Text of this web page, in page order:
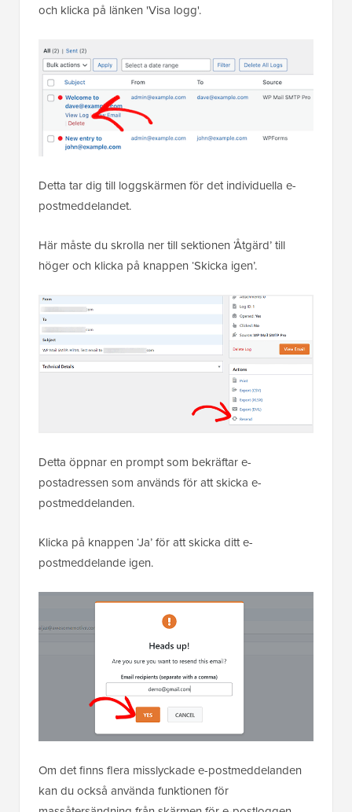
och klicka på länken 'Visa logg'.
Detta tar dig till loggskärmen för det individuella e-
postmeddelandet.
Här måste du skrolla ner till sektionen ‘Åtgärd’ till
höger och klicka på knappen ‘Skicka igen’.
Detta öppnar en prompt som bekräftar e-
postadressen som används för att skicka e-
postmeddelanden.
Klicka på knappen ‘Ja’ för att skicka ditt e-
postmeddelande igen.
Om det finns flera misslyckade e-postmeddelanden
kan du också använda funktionen för